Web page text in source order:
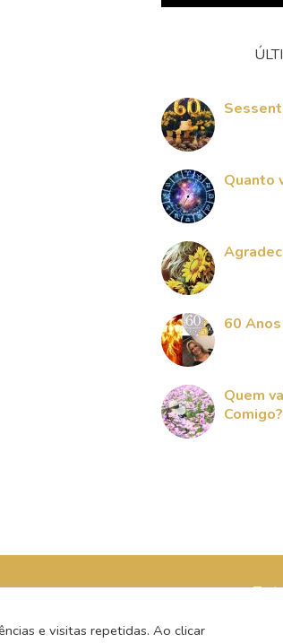
Quanto
60
Quem
Comigo?
e visitas repetidas. Ao clicar